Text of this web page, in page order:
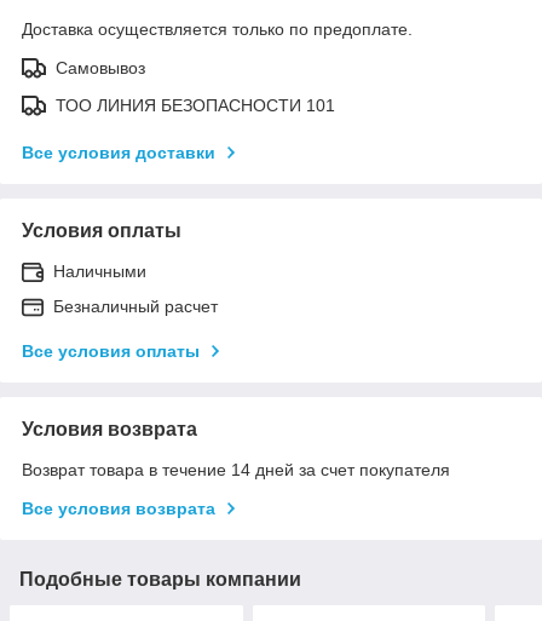
Доставка осуществляется только по предоплате.
Самовывоз
ТОО ЛИНИЯ БЕЗОПАСНОСТИ 101
Все условия доставки
Условия оплаты
Наличными
Безналичный расчет
Все условия оплаты
Условия возврата
Возврат товара в течение 14 дней за счет покупателя
Все условия возврата
Подобные товары компании